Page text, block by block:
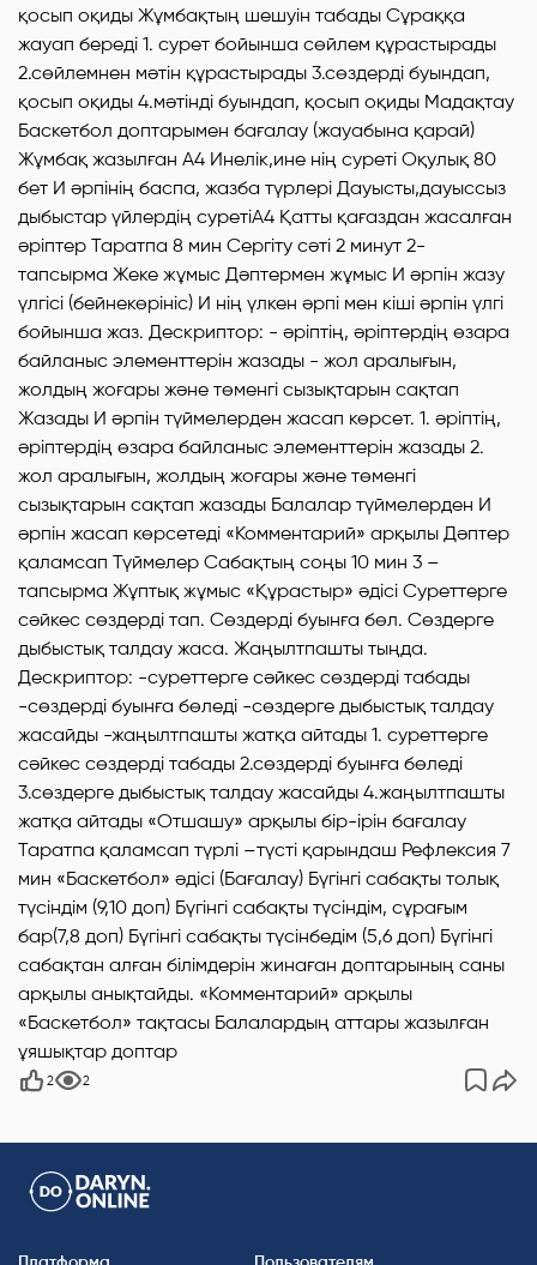
қосып оқиды Жұмбақтың шешуін табады Сұраққа
жауап береді 1. сурет бойынша сөйлем құрастырады
2.сөйлемнен мәтін құрастырады 3.сөздерді буындап,
қосып оқиды 4.мәтінді буындап, қосып оқиды Мадақтау
Баскетбол доптарымен бағалау (жауабына қарай)
Жұмбақ жазылған А4 Инелік,ине нің суреті Оқулық 80
бет И әрпінің баспа, жазба түрлері Дауысты,дауыссыз
дыбыстар үйлердің суретіА4 Қатты қағаздан жасалған
әріптер Таратпа 8 мин Сергіту сәті 2 минут 2-
тапсырма Жеке жұмыс Дәптермен жұмыс И әрпін жазу
үлгісі (бейнекөрініс) И нің үлкен әрпі мен кіші әрпін үлгі
бойынша жаз. Дескриптор: - әріптің, әріптердің өзара
байланыс элементтерін жазады - жол аралығын,
жолдың жоғары және төменгі сызықтарын сақтап
Жазады И әрпін түймелерден жасап көрсет. 1. әріптің,
әріптердің өзара байланыс элементтерін жазады 2.
жол аралығын, жолдың жоғары және төменгі
сызықтарын сақтап жазады Балалар түймелерден И
әрпін жасап көрсетеді «Комментарий» арқылы Дәптер
қаламсап Түймелер Сабақтың соңы 10 мин 3 –
тапсырма Жұптық жұмыс «Құрастыр» әдісі Суреттерге
сәйкес сөздерді тап. Сөздерді буынға бөл. Сөздерге
дыбыстық талдау жаса. Жаңылтпашты тыңда.
Дескриптор: -суреттерге сәйкес сөздерді табады
-сөздерді буынға бөледі -сөздерге дыбыстық талдау
жасайды -жаңылтпашты жатқа айтады 1. суреттерге
сәйкес сөздерді табады 2.сөздерді буынға бөледі
3.сөздерге дыбыстық талдау жасайды 4.жаңылтпашты
жатқа айтады «Отшашу» арқылы бір-ірін бағалау
Таратпа қаламсап түрлі –түсті қарындаш Рефлексия 7
мин «Баскетбол» әдісі (Бағалау) Бүгінгі сабақты толық
түсіндім (9,10 доп) Бүгінгі сабақты түсіндім, сұрағым
бар(7,8 доп) Бүгінгі сабақты түсінбедім (5,6 доп) Бүгінгі
сабақтан алған білімдерін жинаған доптарының саны
арқылы анықтайды. «Комментарий» арқылы
«Баскетбол» тақтасы Балалардың аттары жазылған
ұяшықтар доптар
2 2